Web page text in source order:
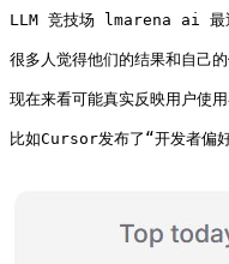
LLM 竞技场 lmarena ai 最
很多人觉得他们的结果和自己
现在来看可能真实反映用户使
比如Cursor发布了“开发者